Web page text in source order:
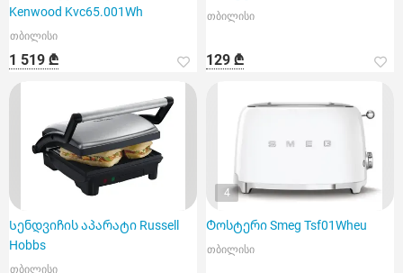
Kenwood Kvc65.001Wh
თბილისი
1 519 ₾
თბილისი
129 ₾
Სენდვიჩის აპარატი Russell
Hobbs
თბილისი
4
Ტოსტერი Smeg Tsf01Wheu
თბილისი